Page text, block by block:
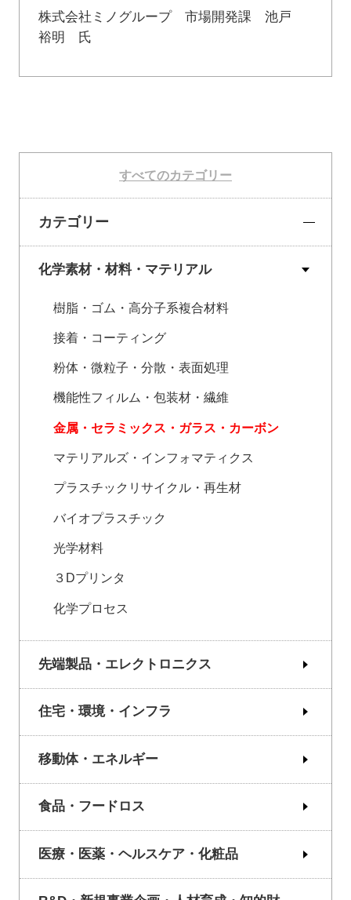
株式会社ミノグループ 市場開発課 池戸
裕明 氏
すべてのカテゴリー
カテゴリー
化学素材・材料・マテリアル
樹脂・ゴム・高分子系複合材料
接着・コーティング
粉体・微粒子・分散・表面処理
機能性フィルム・包装材・繊維
金属・セラミックス・ガラス・カーボン
マテリアルズ・インフォマティクス
プラスチックリサイクル・再生材
バイオプラスチック
光学材料
３Dプリンタ
化学プロセス
先端製品・エレクトロニクス
住宅・環境・インフラ
移動体・エネルギー
食品・フードロス
医療・医薬・ヘルスケア・化粧品